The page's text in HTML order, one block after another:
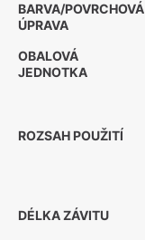
BARVA/POVRCHOVÁ
ÚPRAVA
OBALOVÁ
JEDNOTKA
ROZSAH POUŽITÍ
DÉLKA ZÁVITU